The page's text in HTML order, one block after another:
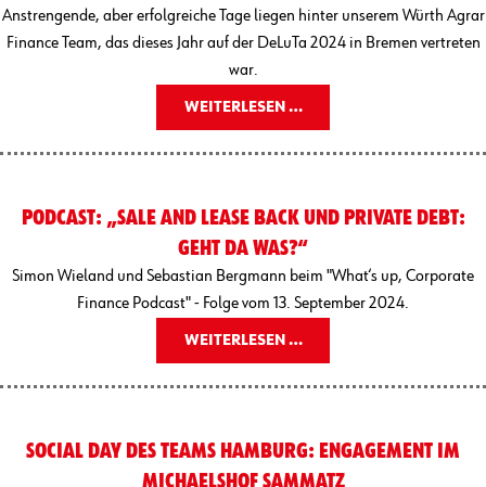
Anstrengende, aber erfolgreiche Tage liegen hinter unserem Würth Agrar
Finance Team, das dieses Jahr auf der DeLuTa 2024 in Bremen vertreten
war.
WEITERLESEN …
PODCAST: „SALE AND LEASE BACK UND PRIVATE DEBT:
GEHT DA WAS?“
Simon Wieland und Sebastian Bergmann beim "What‘s up, Corporate
Finance Podcast" - Folge vom 13. September 2024.
WEITERLESEN …
SOCIAL DAY DES TEAMS HAMBURG: ENGAGEMENT IM
MICHAELSHOF SAMMATZ